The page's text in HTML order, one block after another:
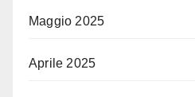
Maggio 2025
Aprile 2025